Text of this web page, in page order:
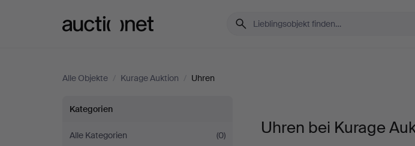
Alle Objekte / Kurage Auktion / Uhren
Uhren
bei
Kategorien
Alle Kategorien
(0)
Uhren bei Kurage